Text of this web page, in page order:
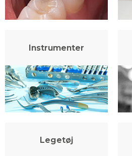
Instrumenter
Legetøj